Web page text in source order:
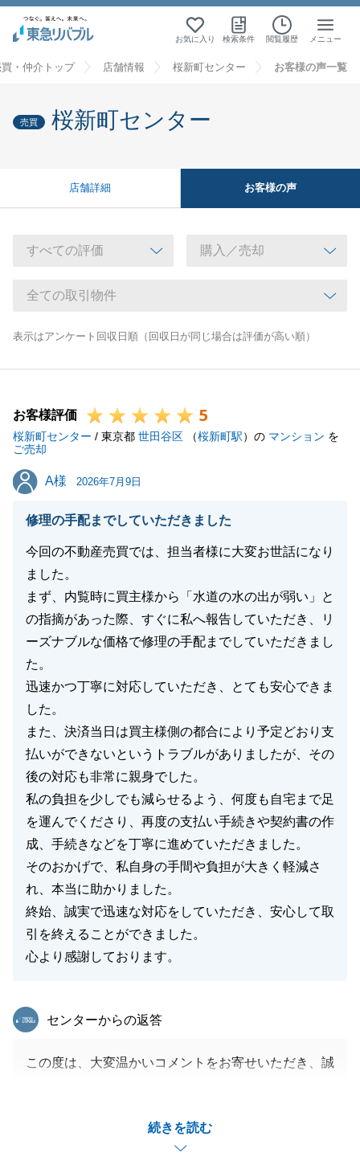
お気に入り 検索条件 閲覧履歴 メニュー
・仲介トップ 店舗情報 桜新町センター お客様の声一覧
売買 桜新町センター
店舗詳細 お客様の声
表示はアンケート回収日順（回収日が同じ場合は評価が高い順）
お客様評価 5
桜新町センター / 東京都 世田谷区 （桜新町駅）の マンション を
ご売却
A様
A様 2026年7月9日
修理の手配までしていただきました
今回の不動産売買では、担当者様に大変お世話になり
ました。
まず、内覧時に買主様から「水道の水の出が弱い」と
の指摘があった際、すぐに私へ報告していただき、リ
ーズナブルな価格で修理の手配までしていただきまし
た。
迅速かつ丁寧に対応していただき、とても安心できま
した。
また、決済当日は買主様側の都合により予定どおり支
払いができないというトラブルがありましたが、その
後の対応も非常に親身でした。
私の負担を少しでも減らせるよう、何度も自宅まで足
を運んでくださり、再度の支払い手続きや契約書の作
成、手続きなどを丁寧に進めていただきました。
そのおかげで、私自身の手間や負担が大きく軽減さ
れ、本当に助かりました。
終始、誠実で迅速な対応をしていただき、安心して取
引を終えることができました。
心より感謝しております。
続きを読む
東急リバブル
センターからの返答
この度は、大変温かいコメントをお寄せいただき、誠
決済当日の予期せぬトラブルなど、A様におかれまし
ても大変ご心労が大きかったこととお察しいたしま